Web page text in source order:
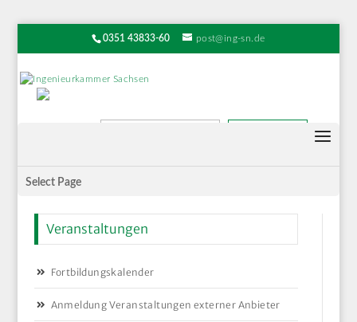
0351 43833-60 post@ing-sn.de
Select Page
Veranstaltungen
Fortbildungskalender
Anmeldung Veranstaltungen externer Anbieter